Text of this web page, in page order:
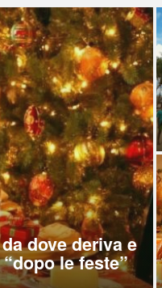
dove deriva e
le feste”